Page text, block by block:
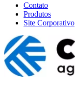
Contato
Produtos
Site Corporativo